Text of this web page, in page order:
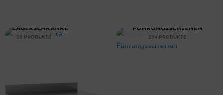
LAGERSCHRÄNKE
28 PRODUKTE
FÜHRUNGSSCHIENEN
234 PRODUKTE